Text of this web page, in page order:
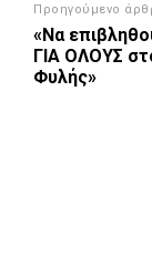
Προηγούμενο
«Να
ΓΙΑ ΟΛΟΥΣ
Φυλής»